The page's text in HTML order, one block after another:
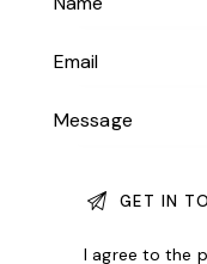
I agree to the